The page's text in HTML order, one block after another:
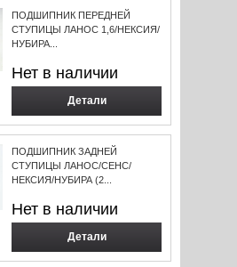
ПОДШИПНИК ПЕРЕДНЕЙ
СТУПИЦЫ ЛАНОС 1,6/НЕКСИЯ/
НУБИРА...
Нет в наличии
Детали
ПОДШИПНИК ЗАДНЕЙ
СТУПИЦЫ ЛАНОС/СЕНС/
НЕКСИЯ/НУБИРА (2...
Нет в наличии
Детали